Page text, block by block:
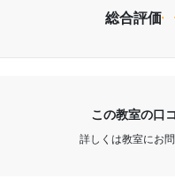
総合評価
この教室の口
詳しくは教室にお